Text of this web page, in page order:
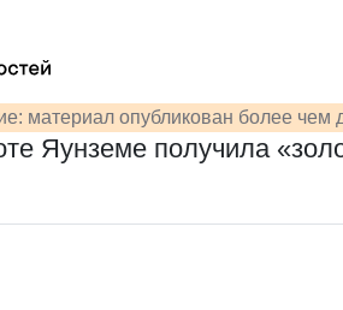
материал опубликован более чем
Яунземе получила